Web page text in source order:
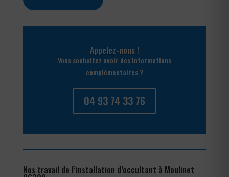
Appelez-nous !
Vous souhaitez avoir des informations
complémentaires ?
04 93 74 33 76
Nos travail de l’installation d’occultant à Moulinet